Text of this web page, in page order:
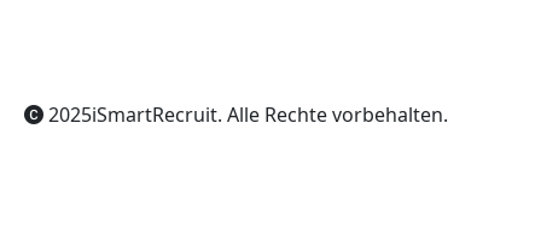
2025iSmartRecruit. Alle Rechte vorbehalten.